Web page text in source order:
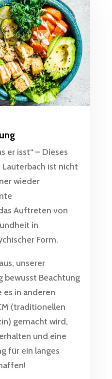
er isst“ – Dieses
ist nicht
wieder
Auftreten von
in
Form.
unserer
bewusst Beachtung
es in anderen
(traditionellen
gemacht wird,
und eine
für ein langes